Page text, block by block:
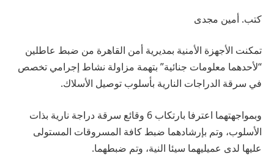
كتب. أمين مجدى
تمكنت الأجهزة الأمنية بمديرية أمن القاهرة من ضبط عاطلين
“لأحدهما معلومات جنائية” بتهمة مزاولة نشاط إجرامي تخصص
في سرقة الدراجات النارية بأسلوب توصيل الأسلاك.
وبمواجهتهما اعترفا بارتكاب 6 وقائع سرقة دراجة نارية بذات
الأسلوب، وتم بإرشادهما ضبط كافة المسروقات المستولى
عليها لدى عميليهما سيئا النية، وتم ضبطهما.